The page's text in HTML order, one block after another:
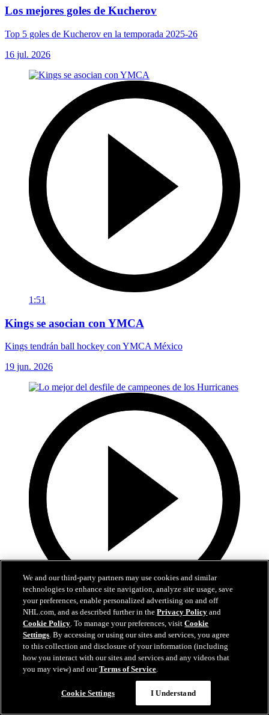
Los mejores goles de Kucherov
Top 5 goles de Kucherov en la temporada 2025-26
16 jul. 2026
1:51
Kings se asocian con YMCA
Kings tendrán ball hockey con YMCA México
19 jun. 2026
1:39
Lo mejor del desfile de campeones de los Hurricanes
Echen un vistazo a los mejores momentos de los festejos de
la Stanley Cup de los Hurricanes
We and our third-party partners may use cookies and similar
technologies to enhance site navigation, analyze site usage, save
your preferences, enable personalized advertising on and off
NHL.com, and as described further in thePrivacy Policy and
Cookie Policy. To manage your preferences, visitCookie
Settings. By accessing or using our sites and services, you agree
to this collection and disclosure of your information (including
how you interact with our sites and services and any videos that
you may view) and ourTerms of Service.
Cookie Settings I Understand